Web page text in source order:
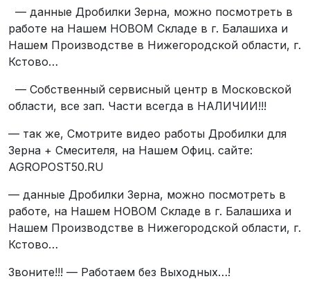
— данные Дробилки Зерна, можно посмотреть в
работе на Нашем НОВОМ Складе в г. Балашиха и
Нашем Производстве в Нижегородской области, г.
Кстово…
— Собственный сервисный центр в Московской
области, все зап. Части всегда в НАЛИЧИИ!!!
— так же, Смотрите видео работы Дробилки для
Зерна + Смесителя, на Нашем Офиц. сайте:
AGROPOST50.RU
— данные Дробилки Зерна, можно посмотреть в
работе, на Нашем НОВОМ Складе в г. Балашиха и
Нашем Производстве в Нижегородской области, г.
Кстово…
Звоните!!! — Работаем без Выходных…!